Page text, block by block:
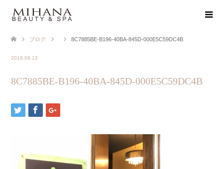
ブログ 8C7885BE-B196-40BA-845D-000E5C59DC4B
2018.08.13
8C7885BE-B196-40BA-845D-000E5C59DC4B